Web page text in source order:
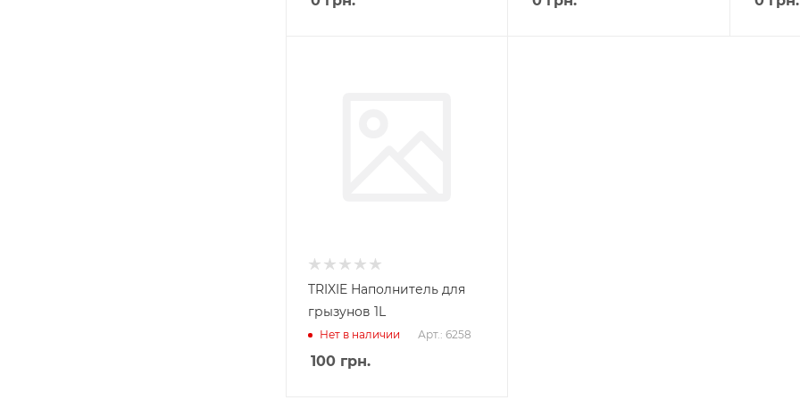
TRIXIE Наполнитель для
грызунов 1L
Нет в наличии Арт.: 6258
100 грн.